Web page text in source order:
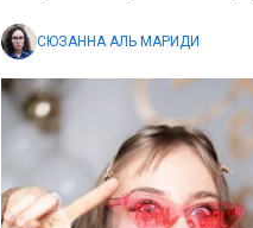
СЮЗАННА АЛЬ МАРИДИ